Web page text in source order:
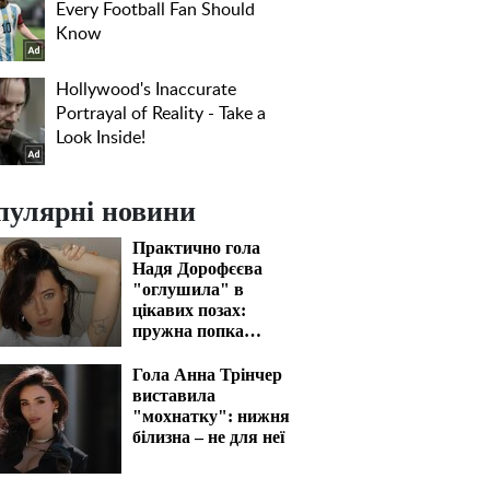
новини
Практично гола
Надя Дорофєєва
"оглушила" в
цікавих позах:
пружна попка
Гола Анна Трінчер
виставила
"мохнатку": нижня
білизна – не для неї